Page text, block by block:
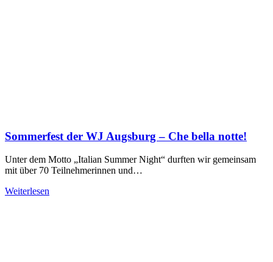
Sommerfest der WJ Augsburg – Che bella notte!
Unter dem Motto „Italian Summer Night“ durften wir gemeinsam
mit über 70 Teilnehmerinnen und…
Weiterlesen